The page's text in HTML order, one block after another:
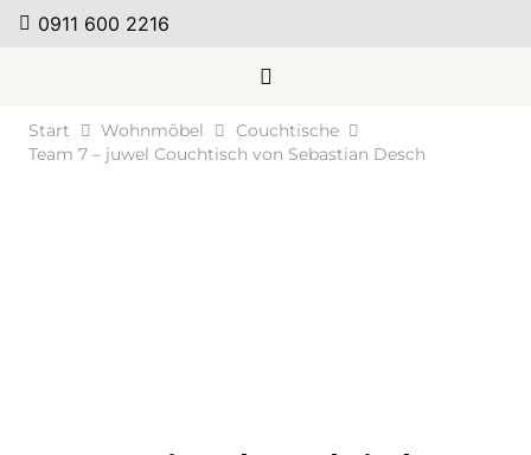
0911 600 2216
Start Wohnmöbel
Couchtische
Team 7 – juwel Couchtisch von Sebastian Desch